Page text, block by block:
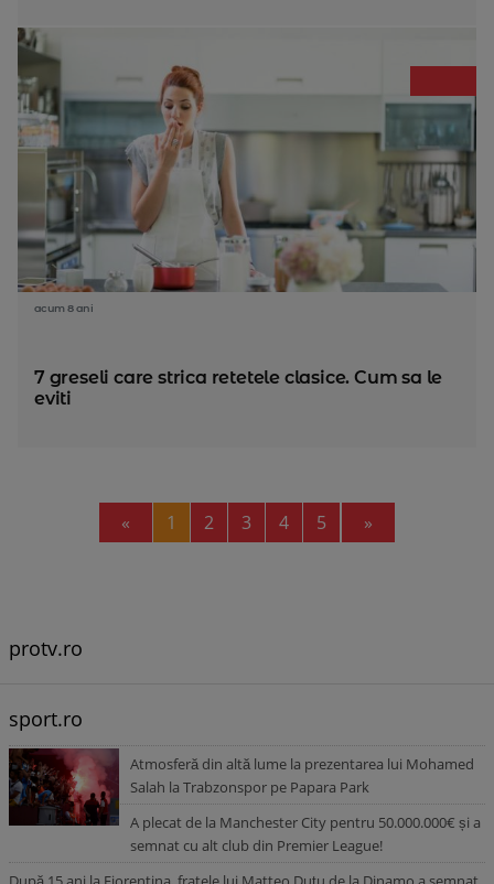
acum 8 ani
7 greseli care strica retetele clasice. Cum sa le
eviti
« Previous
1 2 3 4 5 »
protv.ro
sport.ro
Atmosferă din altă lume la prezentarea lui Mohamed
Salah la Trabzonspor pe Papara Park
A plecat de la Manchester City pentru 50.000.000€ și a
semnat cu alt club din Premier League!